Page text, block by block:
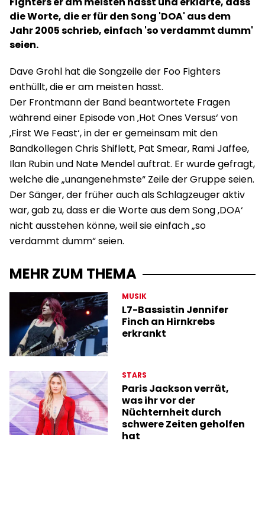
die Worte, die er für den Song 'DOA' aus dem
Jahr 2005 schrieb, einfach 'so verdammt dumm'
seien.
Dave Grohl hat die Songzeile der Foo Fighters
enthüllt, die er am meisten hasst.
Der Frontmann der Band beantwortete Fragen
während einer Episode von ‚Hot Ones Versus‘ von
‚First We Feast‘, in der er gemeinsam mit den
Bandkollegen Chris Shiflett, Pat Smear, Rami Jaffee,
Ilan Rubin und Nate Mendel auftrat. Er wurde gefragt,
welche die „unangenehmste“ Zeile der Gruppe seien.
Der Sänger, der früher auch als Schlagzeuger aktiv
war, gab zu, dass er die Worte aus dem Song ‚DOA‘
nicht ausstehen könne, weil sie einfach „so
verdammt dumm“ seien.
MEHR ZUM THEMA
MUSIK
L7-Bassistin Jennifer
Finch an Hirnkrebs
erkrankt
STARS
Paris Jackson verrät,
was ihr vor der
Nüchternheit durch
schwere Zeiten geholfen
hat